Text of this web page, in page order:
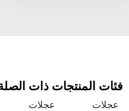
فئات المنتجات ذات الصلة
عجلات
عجلات